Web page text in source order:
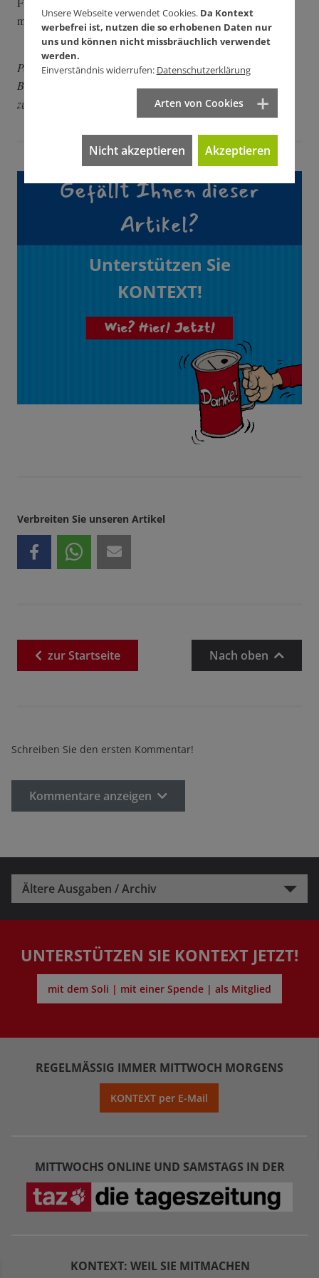
meiner Haustür.
Peter Grohmann ist Kabarettist und Koordinator des
Bürgerprojekts Die AnStifter.Alle Wettern-Videos gibt es hier
zum Nachgucken.
Gefällt Ihnen dieser
Artikel?
Unterstützen Sie
KONTEXT!
Wie? Hier! Jetzt!
Verbreiten Sie unseren Artikel
zurStartseite Nach oben
Schreiben Sie den ersten Kommentar!
Kommentare anzeigen
Ältere Ausgaben / Archiv
UNTERSTÜTZEN SIE KONTEXT JETZT!
mit dem Soli | mit einer Spende | als Mitglied
REGELMÄSSIG IMMER MITTWOCH MORGENS
KONTEXT per E-Mail
MITTWOCHS ONLINE UND SAMSTAGS IN DER
KONTEXT: WEIL SIE MITMACHEN
Unsere Webseite verwendet Cookies. Da Kontext
werbefrei ist, nutzen die so erhobenen Daten nur
uns und können nicht missbräuchlich verwendet
werden.
Einverständnis widerrufen: Datenschutzerklärung
Arten von Cookies
Nicht akzeptieren Akzeptieren